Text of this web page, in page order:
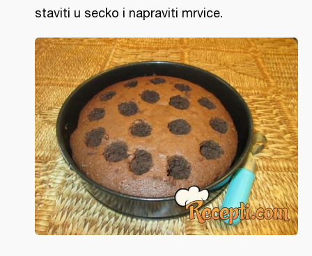
staviti u secko i napraviti mrvice.